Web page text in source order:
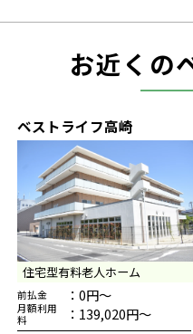
お近くの
ベストライフ高崎
住宅型有料老人ホーム
前払金 ：0円～
月額利用
料
：139,020円～